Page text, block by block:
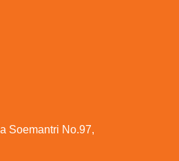
Soemantri No.97,